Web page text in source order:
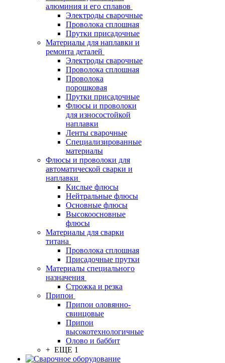
алюминия и его сплавов
Электроды сварочные
Проволока сплошная
Прутки присадочные
Материалы для наплавки и
ремонта деталей
Электроды сварочные
Проволока сплошная
Проволока
порошковая
Прутки присадочные
Флюсы и проволоки
для износостойкой
наплавки
Ленты сварочные
Специализированные
материалы
Флюсы и проволоки для
автоматической сварки и
наплавки
Кислые флюсы
Нейтральные флюсы
Основные флюсы
Высокоосновные
флюсы
Материалы для сварки
титана
Проволока сплошная
Присадочные прутки
Материалы специального
назначения
Строжка и резка
Припои
Припои оловянно-
свинцовые
Припои
высокотехнологичные
Олово и баббит
+ ЕЩЕ 1